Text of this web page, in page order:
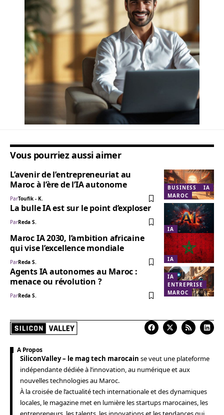
Vous pourriez aussi aimer
BUSINESS
IA
MAROC
L’avenir de l’entrepreneuriat au
Maroc à l’ère de l’IA autonome
ParToufik - K.
IA
La bulle IA est sur le point d’exploser
ParReda S.
IA
Maroc IA 2030, l’ambition africaine
qui vise l’excellence mondiale
ParReda S.
IA
ENTREPRISE
MAROC
Agents IA autonomes au Maroc :
menace ou révolution ?
ParReda S.
A Propos
SiliconValley – le mag tech marocain se veut une plateforme
indépendante dédiée à l’innovation, au numérique et aux
nouvelles technologies au Maroc.
À la croisée de l’actualité tech internationale et des dynamiques
locales, le magazine met en lumière les startups marocaines, les